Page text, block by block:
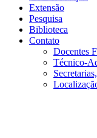
Extensão
Pesquisa
Biblioteca
Contato
Docentes
Técnico-